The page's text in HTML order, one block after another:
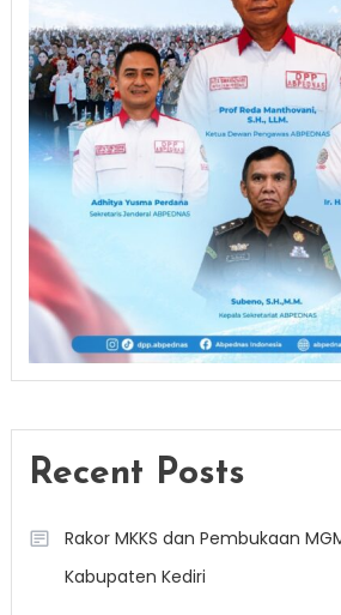
Recent Posts
Rakor MKKS dan Pembukaan
Kabupaten Kediri